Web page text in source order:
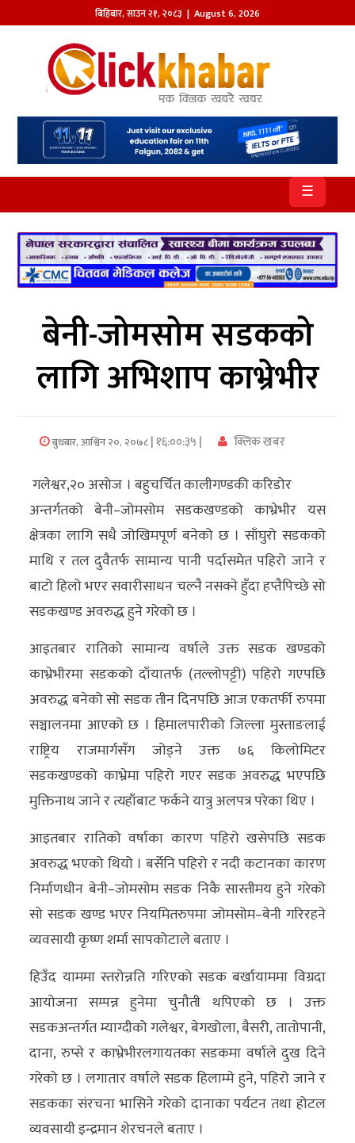
बिहिबार,साउन२१,२०८३ | August 6, 2026
होमपेज
समाज
प्रदेश
आजको
पत्रिका
सम्पादकीय
राजनीति
अन्तर्राष्ट्रिय
अर्थ/
मनाेरञ्जन
विज्ञान
प्रविधि
अन्तरर्वार्ता
विचार/
ब्लग
खेलकुद
रोचक
अन्य
क्लिक
खबर
विशेष
राशिफल
फोटो
ग्यालरी
भिडियो
☰
बेनी-जोमसोम सडकको
लागि अभिशाप काभ्रेभीर
बुधबार, आश्विन २०, २०७८| १६:००:३५ | क्लिक खबर
गलेश्वर,२० असोज । बहुचर्चित कालीगण्डकी करिडोर
अन्तर्गतको बेनी–जोमसोम सडकखण्डको काभ्रेभीर यस
क्षेत्रका लागि सधै जोखिमपूर्ण बनेको छ । साँघुरो सडकको
माथि र तल दुवैतर्फ सामान्य पानी पर्दासमेत पहिरो जाने र
बाटो हिलो भएर सवारीसाधन चल्नै नसक्ने हुँदा हप्तैपिच्छे सो
सडकखण्ड अवरुद्ध हुने गरेको छ ।
आइतबार रातिको सामान्य वर्षाले उक्त सडक खण्डको
काभ्रेभीरमा सडकको दाँयातर्फ (तल्लोपट्टी) पहिरो गएपछि
अवरुद्ध बनेको सो सडक तीन दिनपछि आज एकतर्फी रुपमा
सञ्चालनमा आएको छ । हिमालपारीको जिल्ला मुस्ताङलाई
राष्ट्रिय राजमार्गसँग जोड्ने उक्त ७६ किलोमिटर
सडकखण्डको काभ्रेमा पहिरो गएर सडक अवरुद्ध भएपछि
मुक्तिनाथ जाने र त्यहाँबाट फर्कने यात्रु अलपत्र परेका थिए ।
आइतबार रातिको वर्षाका कारण पहिरो खसेपछि सडक
अवरुद्ध भएको थियो । बर्सेनि पहिरो र नदी कटानका कारण
निर्माणधीन बेनी–जोमसोम सडक निकै सास्तीमय हुने गरेको
सो सडक खण्ड भएर नियमितरुपमा जोमसोम–बेनी गरिरहने
व्यवसायी कृष्ण शर्मा सापकोटाले बताए ।
हिउँद याममा स्तरोन्नति गरिएको सडक बर्खायाममा विग्रदा
आयोजना सम्पन्न हुनेमा चुनौती थपिएको छ । उक्त
सडकअन्तर्गत म्याग्दीको गलेश्वर, बेगखोला, बैसरी, तातोपानी,
दाना, रुप्से र काभ्रेभीरलगायतका सडकमा वर्षाले दुख दिने
गरेको छ । लगातार वर्षाले सडक हिलाम्मे हुने, पहिरो जाने र
सडकका संरचना भासिने गरेको दानाका पर्यटन तथा होटल
व्यवसायी इन्द्रमान शेरचनले बताए ।